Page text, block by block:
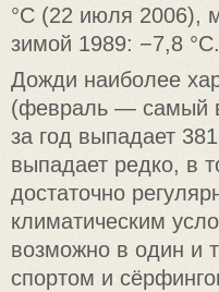
°C (22 июля 2006),
зимой 1989: −7,8 °C.
Дожди наиболее
(февраль — самый
за год выпадает
выпадает редко, в
достаточно
климатическим
возможно в один и
спортом и